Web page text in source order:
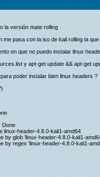
la versión mate rolling
me pasa con la iso de kali rolling la
en que no puedo instalar linux
y apt-get update && apt-get
poder instalar bien linux headers ?
Done
linux-header-4.8.0-kali1-amd64
by glob 'linux-header-4.8.0-kali1-
by regex 'linux-header-4.8.0-kali1-